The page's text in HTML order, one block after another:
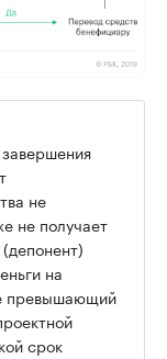
не
не получает
на
превышающий
срок